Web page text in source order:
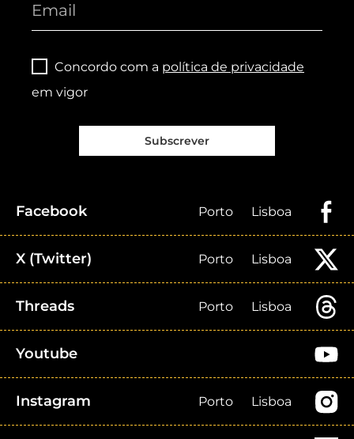
Concordo com a política de privacidade
em vigor
Subscrever
Facebook Porto Lisboa
X (Twitter) Porto Lisboa
Threads Porto Lisboa
Youtube
Instagram Porto Lisboa